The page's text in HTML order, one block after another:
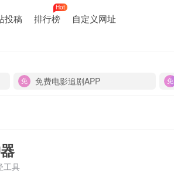
投稿 排行榜
Hot
自定义网址
免费电影追剧APP
工具